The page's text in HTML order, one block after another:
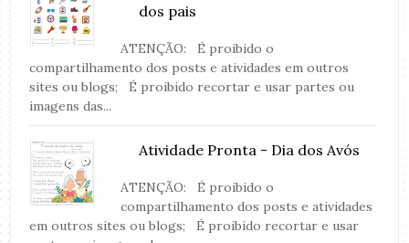
dos pais
ATENÇÃO: É proibido o
compartilhamento dos posts e atividades em outros
sites ou blogs; É proibido recortar e usar partes ou
imagens das...
Atividade Pronta - Dia dos Avós
ATENÇÃO: É proibido o
compartilhamento dos posts e atividades
em outros sites ou blogs; É proibido recortar e usar